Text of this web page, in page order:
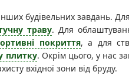
будівельних завдань.
траву. Для
покриття, а для
плитку. Окрім цього, у нас
вхідної зони від бруду.